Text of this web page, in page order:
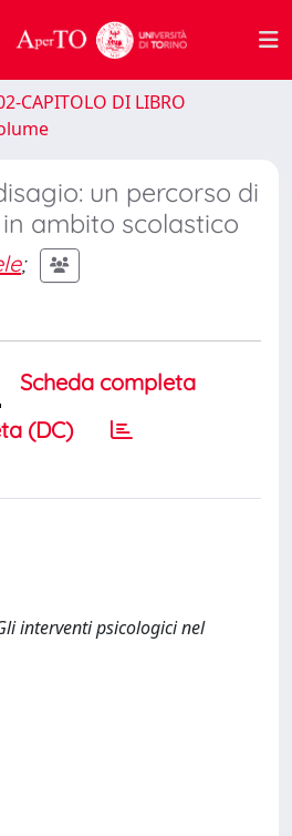
CAPITOLO DI LIBRO
un percorso di
ambito scolastico
;
Scheda completa
(DC)
interventi psicologici nel